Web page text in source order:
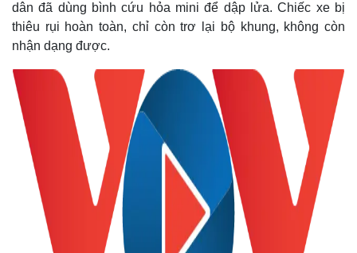
Thế giới
Quan sát
Cuộc sống đó đây
Hồ sơ
Multimedia
E-Magazine
Infographic
dân đã dùng bình cứu hỏa mini để dập lửa. Chiếc xe bị
thiêu rụi hoàn toàn, chỉ còn trơ lại bộ khung, không còn
nhận dạng được.